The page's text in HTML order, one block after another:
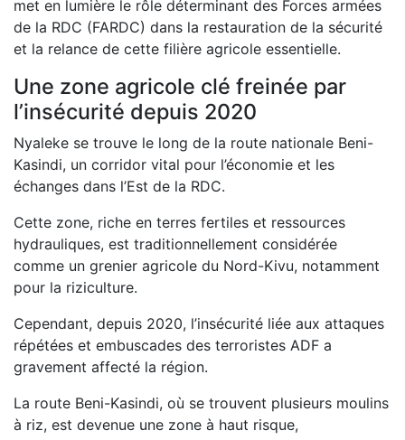
met en lumière le rôle déterminant des Forces armées
de la RDC (FARDC) dans la restauration de la sécurité
et la relance de cette filière agricole essentielle.
Une zone agricole clé freinée par
l’insécurité depuis 2020
Nyaleke se trouve le long de la route nationale Beni-
Kasindi, un corridor vital pour l’économie et les
échanges dans l’Est de la RDC.
Cette zone, riche en terres fertiles et ressources
hydrauliques, est traditionnellement considérée
comme un grenier agricole du Nord-Kivu, notamment
pour la riziculture.
Cependant, depuis 2020, l’insécurité liée aux attaques
répétées et embuscades des terroristes ADF a
gravement affecté la région.
La route Beni-Kasindi, où se trouvent plusieurs moulins
à riz, est devenue une zone à haut risque,